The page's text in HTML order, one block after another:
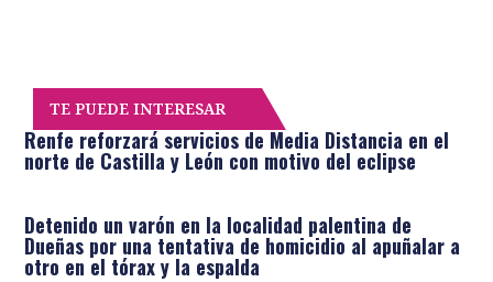
TE PUEDE INTERESAR
Renfe reforzará servicios de Media Distancia en el
norte de Castilla y León con motivo del eclipse
Detenido un varón en la localidad palentina de
Dueñas por una tentativa de homicidio al apuñalar a
otro en el tórax y la espalda